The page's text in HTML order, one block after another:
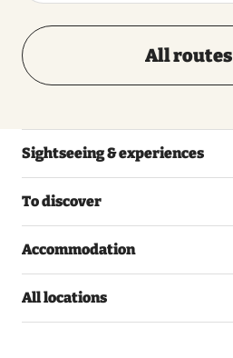
All routes
Sightseeing & experiences
To discover
Accommodation
All locations